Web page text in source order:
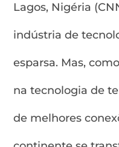
Lagos, Nigéria
indústria de
esparsa. Mas,
na tecnologia de
de melhores